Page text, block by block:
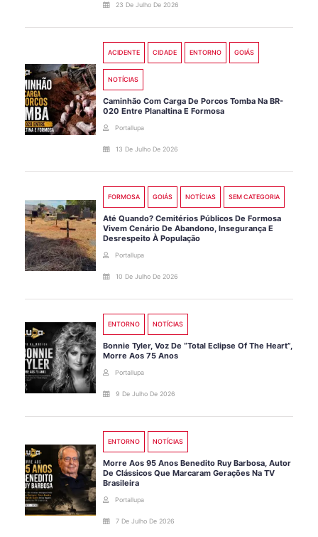
23 De Julho De 2026
ACIDENTE CIDADE ENTORNO GOIÁS
NOTÍCIAS
Caminhão Com Carga De Porcos Tomba Na BR-
020 Entre Planaltina E Formosa
Portallupa
13 De Julho De 2026
FORMOSA GOIÁS NOTÍCIAS SEM CATEGORIA
Até Quando? Cemitérios Públicos De Formosa
Vivem Cenário De Abandono, Insegurança E
Desrespeito À População
Portallupa
10 De Julho De 2026
ENTORNO NOTÍCIAS
Bonnie Tyler, Voz De “Total Eclipse Of The Heart”,
Morre Aos 75 Anos
Portallupa
9 De Julho De 2026
ENTORNO NOTÍCIAS
Morre Aos 95 Anos Benedito Ruy Barbosa, Autor
De Clássicos Que Marcaram Gerações Na TV
Brasileira
Portallupa
7 De Julho De 2026